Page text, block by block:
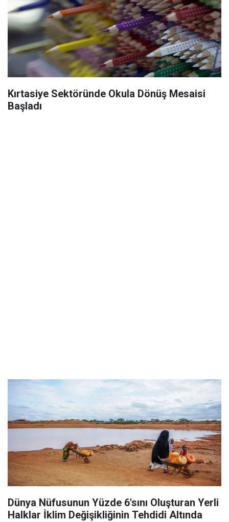
Kırtasiye Sektöründe Okula Dönüş Mesaisi
Başladı
Dünya Nüfusunun Yüzde 6'sını Oluşturan Yerli
Halklar İklim Değişikliğinin Tehdidi Altında